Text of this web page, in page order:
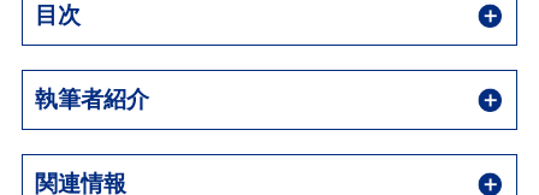
目次
執筆者紹介
関連情報